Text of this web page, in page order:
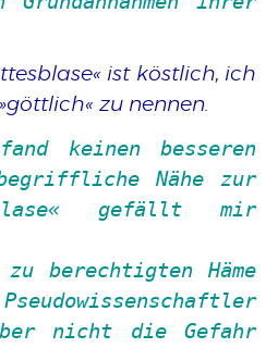
ist köstlich, ich
göttlich zu nennen.
keinen besseren
Nähe zur
gefällt mir
berechtigten Häme
nicht die Gefahr